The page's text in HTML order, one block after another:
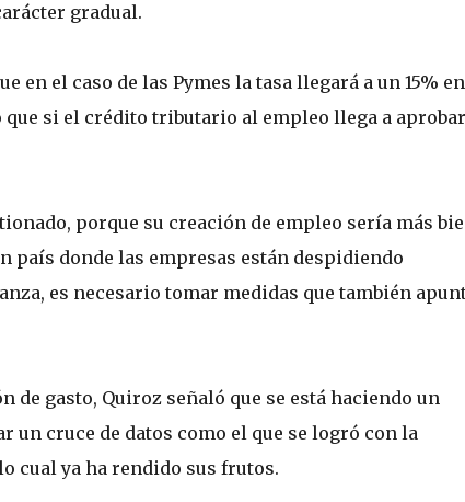
gradual.
en el caso de las Pymes la tasa llegará a un 15% en
que si el crédito tributario al empleo llega a
porque su creación de empleo sería más
país donde las empresas están despidiendo
es necesario tomar medidas que también
de gasto, Quiroz señaló que se está haciendo un
cruce de datos como el que se logró con la
cual ya ha rendido sus frutos.